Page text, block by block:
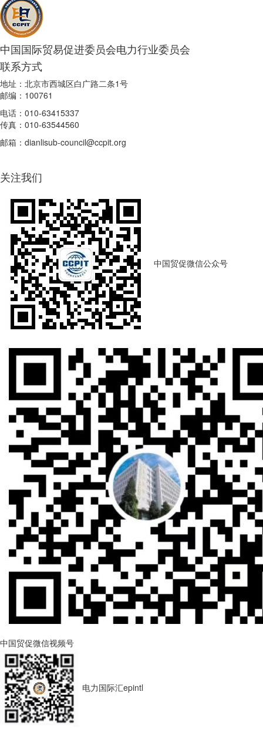
中国国际贸易促进委员会电力行业委员会
联系方式
地址：北京市西城区白广路二条1号
邮编：100761
电话：010-63415337
传真：010-63544560
邮箱：dianlisub-council@ccpit.org
关注我们
中国贸促微信公众号
中国贸促微信视频号
电力国际汇epintl